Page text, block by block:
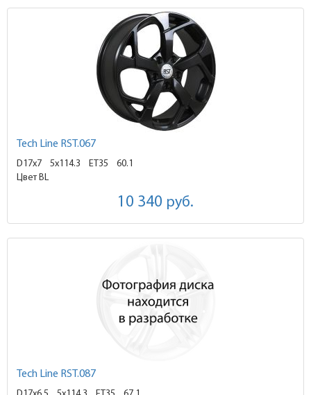
Tech Line RST.067
D17x7 5x114.3 ET35
60.1
Цвет BL
10 340 руб.
Tech Line RST.087